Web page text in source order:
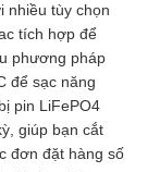
nhiều tùy chọn
tích hợp để
phương pháp
để sạc năng
pin LiFePO4
giúp bạn cắt
đơn đặt hàng số